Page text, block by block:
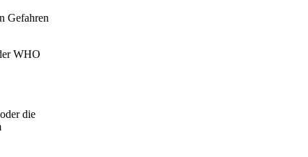
Gefahren
WHO
die